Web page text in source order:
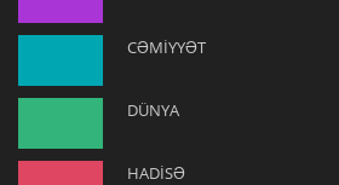
CƏMİYYƏT
DÜNYA
HADİSƏ